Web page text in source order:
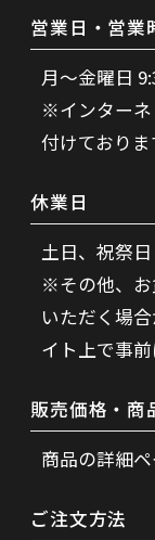
営業日・営業
月～金曜日
※インターネ
付けておりま
休業日
土日、祝祭日
※その他、お
いただく場
イト上で事前
販売価格・商
商品の詳細
ご注文方法